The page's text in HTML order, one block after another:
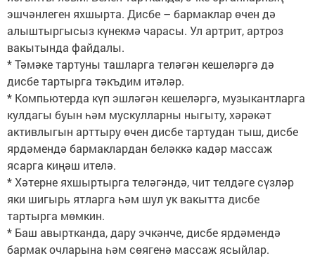
эшчәнлеген яхшырта. Дисбе – бармаклар өчен дә
алыштыргысыз күнекмә чарасы. Ул артрит, артроз
вакытында файдалы.
* Тәмәке тартуны ташларга теләгән кешеләргә дә
дисбе тартырга тәкъдим итәләр.
* Компьютерда күп эшләгән кешеләргә, музыкантларга
кулдагы буын һәм мускулларны ныгыту, хәрәкәт
активлыгын арттыру өчен дисбе тартудан тыш, дисбе
ярдәмендә бармаклардан беләккә кадәр массаж
ясарга киңәш ителә.
* Хәтерне яхшыртырга теләгәндә, чит телдәге сүзләр
яки шигырь ятларга һәм шул ук вакытта дисбе
тартырга мөмкин.
* Баш авыртканда, дару эчкәнче, дисбе ярдәмендә
бармак очларына һәм сөягенә массаж ясыйлар.